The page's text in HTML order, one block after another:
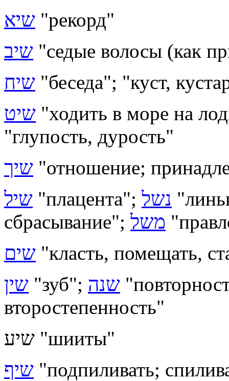
שיא "рекорд"
שיב "седые волосы (как
שיח "беседа"; "куст,
שיט "ходить в море на
"глупость, дурость"
שיך "отношение;
שיל "плацента"; נשל
сбрасывание"; משל
שים "класть, помещать,
שין "зуб"; שנה
второстепенность"
שיע "шииты"
שיף "подпиливать;